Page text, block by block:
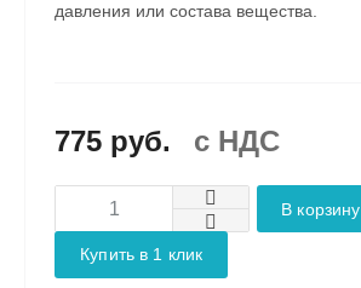
давления или состава вещества.
775 руб. c НДС
В корзину
Купить в 1 клик